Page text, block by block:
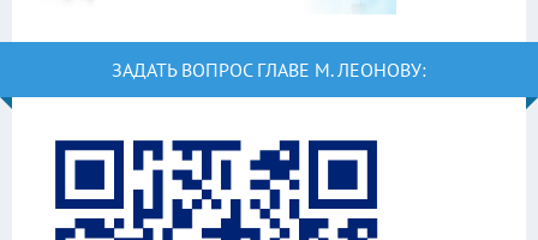
ЗАДАТЬ ВОПРОС ГЛАВЕ М. ЛЕОНОВУ: